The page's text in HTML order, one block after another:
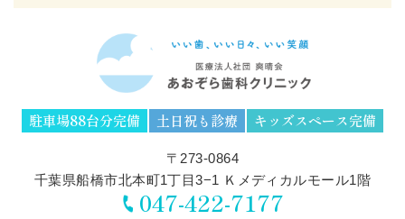
駐車場88台分完備 土日祝も診療 キッズスペース完備
〒273-0864
千葉県船橋市北本町1丁目3−1 Ｋメディカルモール1階
047-422-7177